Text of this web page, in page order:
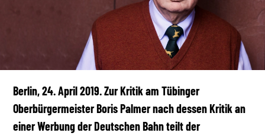
Berlin, 24. April 2019. Zur Kritik am Tübinger
Oberbürgermeister Boris Palmer nach dessen Kritik an
einer Werbung der Deutschen Bahn teilt der